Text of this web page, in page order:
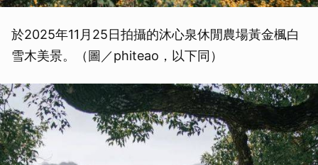
於2025年11月25日拍攝的沐心泉休閒農場黃金楓白
雪木美景。（圖／phiteao，以下同）